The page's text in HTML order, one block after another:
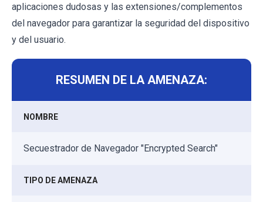
aplicaciones dudosas y las extensiones/complementos
del navegador para garantizar la seguridad del dispositivo
y del usuario.
RESUMEN DE LA AMENAZA:
NOMBRE
Secuestrador de Navegador "Encrypted Search"
TIPO DE AMENAZA